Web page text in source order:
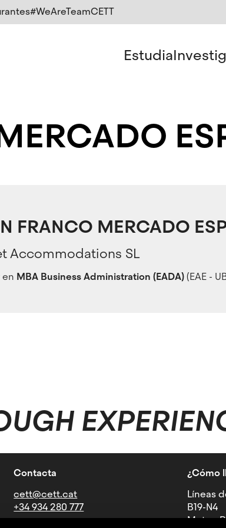
#WeAreTeamCETT
Estudia
FRANCO MERCADO
Accommodations SL
en MBA Business Administration (EADA)(EAE -
Contacta
cett@cett.cat
+34 934 280 777
¿Cómo
Líneas
B19-N4
Metro: